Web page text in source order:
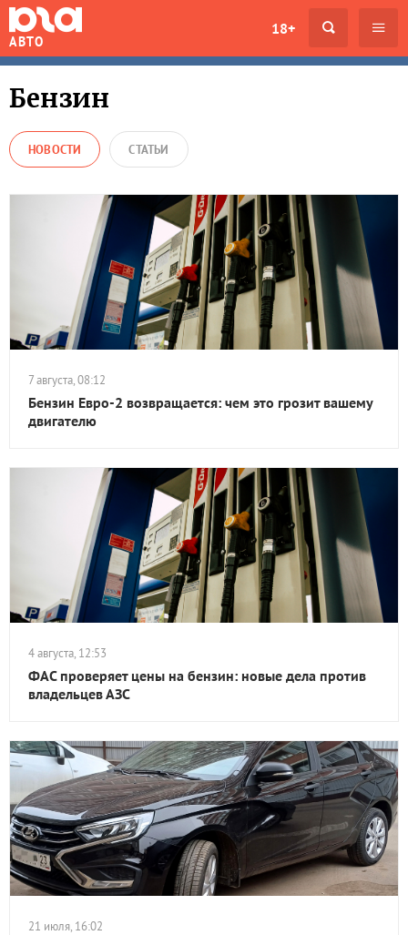
АВТО
18+
Бензин
НОВОСТИ СТАТЬИ
7 августа, 08:12
Бензин Евро-2 возвращается: чем это грозит вашему
двигателю
4 августа, 12:53
ФАС проверяет цены на бензин: новые дела против
владельцев АЗС
21 июля, 16:02